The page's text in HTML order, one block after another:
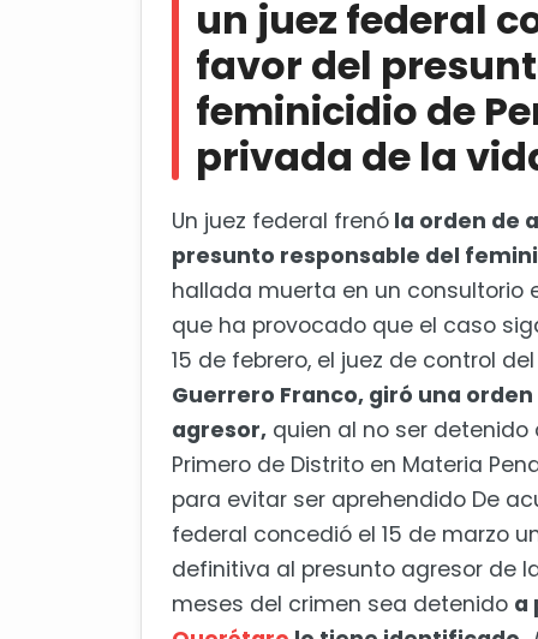
Más detalles
Establecimientos deberán
un juez federal
favor del
feminicidio de
privada de la
Un juez federal frenó la orden de
presunto responsable del
hallada muerta en un consultorio
que ha provocado que el caso
15 de febrero, el juez de control
Guerrero Franco, giró una
agresor, quien al no ser
Primero de Distrito en Materia
para evitar ser aprehendido De
federal concedió el 15 de marzo
definitiva al presunto agresor de
meses del crimen sea detenido a